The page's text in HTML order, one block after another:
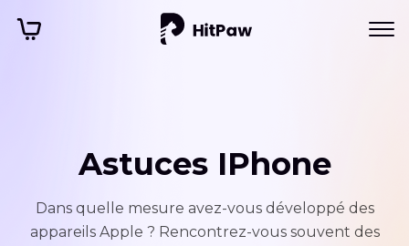
Astuces IPhone
Dans quelle mesure avez-vous développé des
appareils Apple ? Rencontrez-vous souvent des